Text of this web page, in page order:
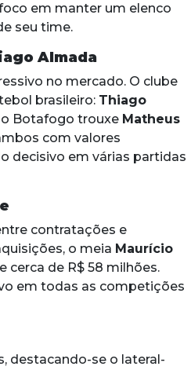
em manter um elenco
seu time.
Almada
no mercado. O clube
brasileiro: Thiago
o Botafogo trouxe Matheus
com valores
decisivo em várias partidas
contratações e
o meia Maurício
cerca de R$ 58 milhões.
em todas as competições
destacando-se o lateral-